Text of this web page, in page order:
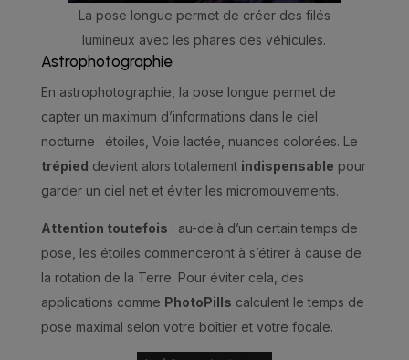
La pose longue permet de créer des filés
lumineux avec les phares des véhicules.
Astrophotographie
En astrophotographie, la pose longue permet de
capter un maximum d’informations dans le ciel
nocturne : étoiles, Voie lactée, nuances colorées. Le
trépied devient alors totalement indispensable pour
garder un ciel net et éviter les micromouvements.
Attention toutefois : au-delà d’un certain temps de
pose, les étoiles commenceront à s’étirer à cause de
la rotation de la Terre. Pour éviter cela, des
applications comme PhotoPills calculent le temps de
pose maximal selon votre boîtier et votre focale.